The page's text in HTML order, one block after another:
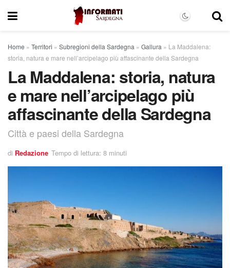
Home » Territori » Subregioni della Sardegna » Gallura » La Maddalena:
storia, natura e mare nell’arcipelago più affascinante della Sardegna
La Maddalena: storia, natura
e mare nell’arcipelago più
affascinante della Sardegna
Città e paesi della Sardegna
di Redazione Tempo di lettura: 8 minuti